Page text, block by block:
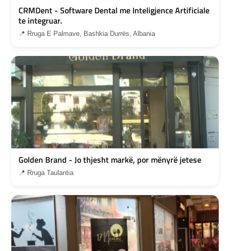
CRMDent - Software Dental me Inteligjence Artificiale
te integruar.
📍 Rruga E Palmave, Bashkia Durrës, Albania
Golden Brand - Jo thjesht markë, por mënyrë jetese
📍 Rruga Taulantia